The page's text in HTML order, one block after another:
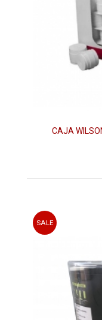
En nuestro catálogo
gran variedad de
Volkl, Wingpádel,
puedas elegir el que
con tu equipación.
Date una vuelta por
lo dudes más y
CAJA
SALE